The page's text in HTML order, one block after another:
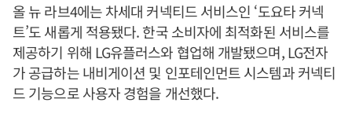
올 뉴 라브4에는 차세대 커넥티드 서비스인 ‘도요타 커넥
트’도 새롭게 적용됐다. 한국 소비자에 최적화된 서비스를
제공하기 위해 LG유플러스와 협업해 개발됐으며, LG전자
가 공급하는 내비게이션 및 인포테인먼트 시스템과 커넥티
드 기능으로 사용자 경험을 개선했다.